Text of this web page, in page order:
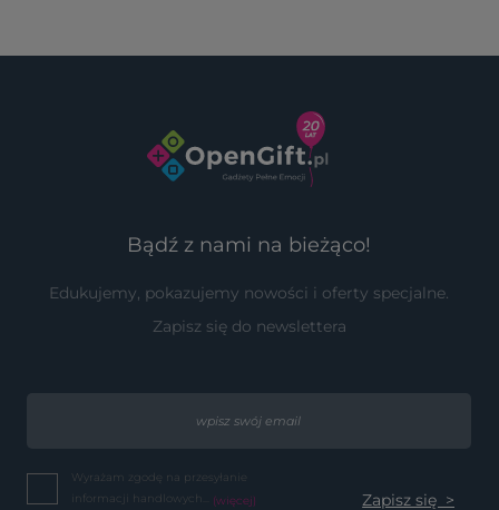
Bądź z nami na bieżąco!
Edukujemy, pokazujemy nowości i oferty specjalne.
Zapisz się do newslettera
Wyrażam zgodę na przesyłanie
informacji handlowych... (więcej)